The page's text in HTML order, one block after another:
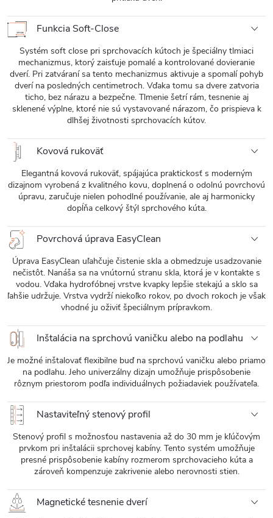
Funkcia Soft-Close
Systém soft close pri sprchovacích kútoch je špeciálny tlmiaci
mechanizmus, ktorý zaisťuje pomalé a kontrolované dovieranie
dverí. Pri zatváraní sa tento mechanizmus aktivuje a spomalí pohyb
dverí na posledných centimetroch. Vďaka tomu sa dvere zatvoria
ticho, bez nárazu a bezpečne. Tlmenie šetrí rám, tesnenie aj
sklenené výplne, ktoré nie sú vystavované nárazom, čo prispieva k
dlhšej životnosti sprchovacích kútov.
Kovová rukoväť
Elegantná kovová rukoväť, spájajúca praktickosť s moderným
dizajnom vyrobená z kvalitného kovu, doplnená o odolnú povrchovú
úpravu, zaručuje nielen pohodlné používanie, ale aj harmonicky
dopĺňa celkový štýl sprchového kúta.
Povrchová úprava EasyClean
Úprava EasyClean uľahčuje čistenie skla a obmedzuje usadzovanie
nečistôt. Nanáša sa na vnútornú stranu skla, ktorá je v kontakte s
vodou. Vďaka hydrofóbnej vrstve kvapky lepšie stekajú a sklo sa
ľahšie udržuje. Vrstva vydrží niekoľko rokov, po dvoch rokoch je však
vhodné ju oživiť špeciálnym prípravkom.
Inštalácia na sprchovú vaničku alebo na podlahu
Je možné inštalovať flexibilne buď na sprchovú vaničku alebo priamo
na podlahu. Jeho univerzálny dizajn umožňuje prispôsobenie
rôznym priestorom podľa individuálnych požiadaviek používateľa.
Nastaviteľný stenový profil
Stenový profil s možnosťou nastavenia až do 30 mm je kľúčovým
prvkom pri inštalácii sprchovej kabíny. Tento systém umožňuje
presné prispôsobenie kabíny rozmerom sprchovacieho kúta a
zároveň kompenzuje zakrivenie alebo nerovnosti stien.
Magnetické tesnenie dverí